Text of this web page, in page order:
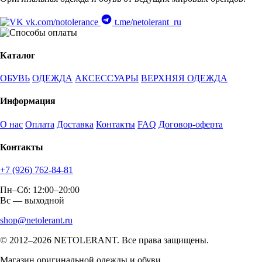
vk.com/notolerance t.me/netolerant_ru
Каталог
ОБУВЬ ОДЕЖДА АКСЕССУАРЫ ВЕРХНЯЯ ОДЕЖДА
Информация
О нас Оплата Доставка Контакты FAQ Договор-оферта
Контакты
+7 (926) 762-84-81
Пн–Сб: 12:00–20:00
Вс — выходной
shop@netolerant.ru
© 2012–2026 NETOLERANT. Все права защищены.